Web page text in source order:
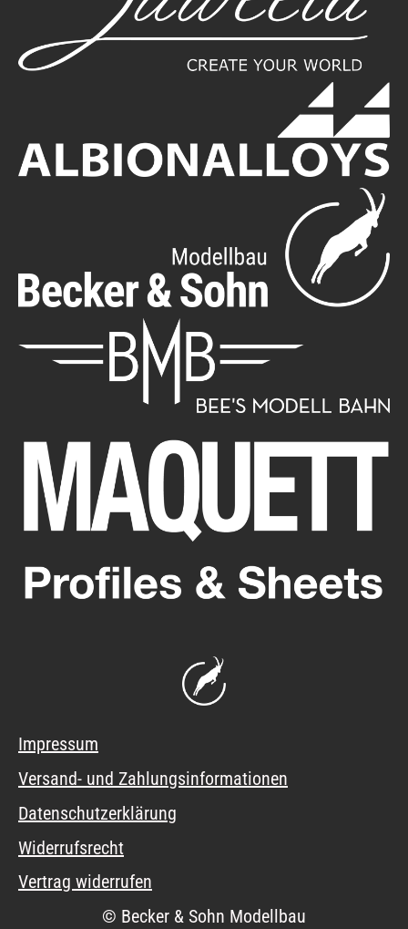
Impressum
Versand- und Zahlungsinformationen
Datenschutzerklärung
Widerrufsrecht
Vertrag widerrufen
© Becker & Sohn Modellbau